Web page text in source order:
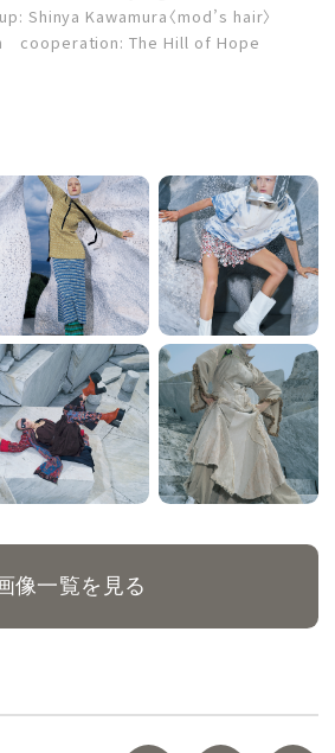
Shinya Kawamura〈mod’s hair〉
cooperation: The Hill of Hope
像一覧を見る